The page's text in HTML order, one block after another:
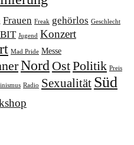
Frauen Freak gehörlos Geschlecht
Jugend Konzert
Mad Pride Messe
Nord OstPolitik Preis
Radio Sexualität Süd